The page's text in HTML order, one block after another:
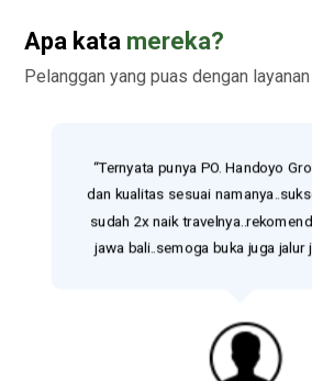
Apa kata mereka?
Pelanggan yang puas dengan
“Ternyata punya PO. Handoyo
dan kualitas sesuai
sudah 2x naik
jawa bali..semoga buka juga jalur